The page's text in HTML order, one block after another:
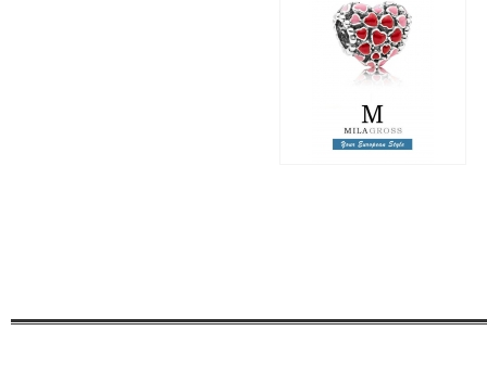
Шарм "Всплеск любви"
(Burst of love), новая
коллекция ко Дню Св.
Валентина (серебро)
1 795 грн. 855 грн.